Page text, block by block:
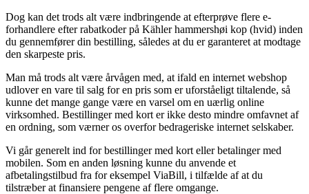
Dog kan det trods alt være indbringende at efterprøve flere e-
forhandlere efter rabatkoder på Kähler hammershøi kop (hvid) inden
du gennemfører din bestilling, således at du er garanteret at modtage
den skarpeste pris.
Man må trods alt være årvågen med, at ifald en internet webshop
udlover en vare til salg for en pris som er uforståeligt tiltalende, så
kunne det mange gange være en varsel om en uærlig online
virksomhed. Bestillinger med kort er ikke desto mindre omfavnet af
en ordning, som værner os overfor bedrageriske internet selskaber.
Vi går generelt ind for bestillinger med kort eller betalinger med
mobilen. Som en anden løsning kunne du anvende et
afbetalingstilbud fra for eksempel ViaBill, i tilfælde af at du
tilstræber at finansiere pengene af flere omgange.